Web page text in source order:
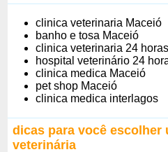
clinica veterinaria Maceió
banho e tosa Maceió
clinica veterinaria 24
hospital veterinário 24
clinica medica Maceió
pet shop Maceió
clinica medica interlagos
dicas para você escolher
veterinária